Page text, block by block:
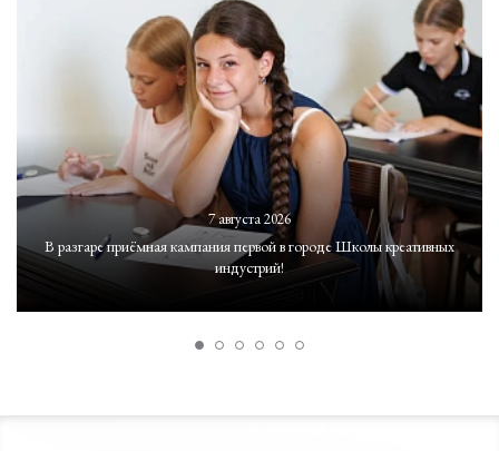
7 августа 2026
В разгаре приёмная кампания первой в городе Школы креативных
индустрий!